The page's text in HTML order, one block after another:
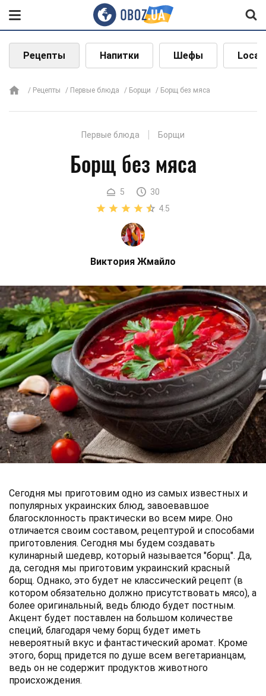
Рецепты Напитки Шефы Local
Рецепты Первые блюда Борщи Борщ без мяса
Первые блюда Борщи
Борщ без мяса
5
30
4.5
Виктория Жмайло
Сегодня мы приготовим одно из самых известных и
популярных украинских блюд, завоевавшое
благосклонность практически во всем мире. Оно
отличается своим составом, рецептурой и способами
приготовления. Сегодня мы будем создавать
кулинарный шедевр, который называется "борщ". Да,
да, сегодня мы приготовим украинский красный
борщ. Однако, это будет не классический рецепт (в
котором обязательно должно присутствовать мясо), а
более оригинальный, ведь блюдо будет постным.
Акцент будет поставлен на большом количестве
специй, благодаря чему борщ будет иметь
невероятный вкус и фантастический аромат. Кроме
этого, борщ придется по душе всем вегетарианцам,
ведь он не содержит продуктов животного
происхождения.